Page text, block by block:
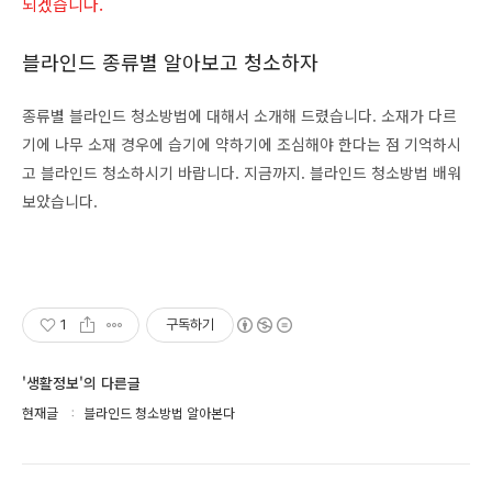
블라인드 종류별 알아보고 청소하자
종류별 블라인드 청소방법에 대해서 소개해 드렸습니다. 소재가 다르
기에 나무 소재 경우에 습기에 약하기에 조심해야 한다는 점 기억하시
고 블라인드 청소하시기 바랍니다. 지금까지. 블라인드 청소방법 배워
보았습니다.
1 구독하기
'생활정보'의 다른글
현재글 블라인드 청소방법 알아본다